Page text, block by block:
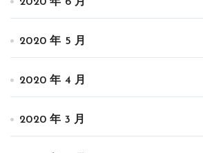
2020 年 6 月
2020 年 5 月
2020 年 4 月
2020 年 3 月